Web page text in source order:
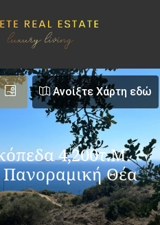
Ανοίξτε Χάρτη εδώ
4,200τ.μ.
Θέα